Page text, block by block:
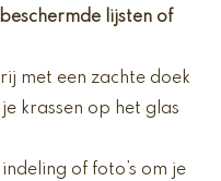
lijsten of
met een zachte doek
krassen op het glas
of foto’s om je